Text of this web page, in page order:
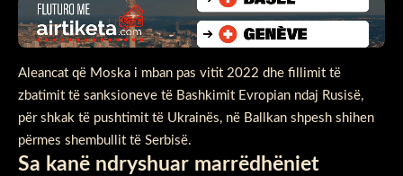
Aleancat që Moska i mban pas vitit 2022 dhe fillimit të
zbatimit të sanksioneve të Bashkimit Evropian ndaj Rusisë,
për shkak të pushtimit të Ukrainës, në Ballkan shpesh shihen
përmes shembullit të Serbisë.
Sa kanë ndryshuar marrëdhëniet